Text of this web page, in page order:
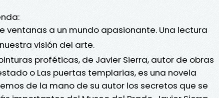
ventanas a un mundo apasionante. Una lectura
visión del arte.
proféticas, de Javier Sierra, autor de obras
o Las puertas templarias, es una novela
de la mano de su autor los secretos que se